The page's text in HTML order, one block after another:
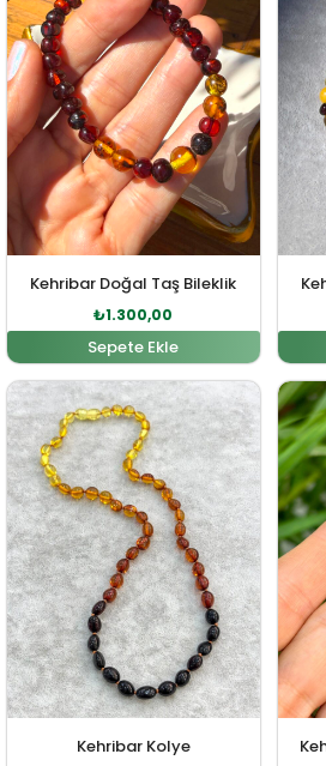
Kehribar Doğal Taş Bileklik
₺1.300,00
Sepete Ekle
Kehribar Kolye
Orijinal fiyat: ₺3.137,00.
Şu andaki fiyat: